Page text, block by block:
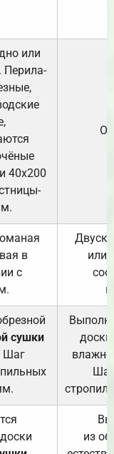
или
40х200
в
с
или
сушки
Шаг
доски
из